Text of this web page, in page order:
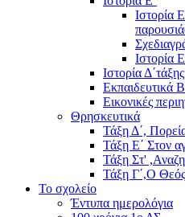
Ιστορία
Ιστορία
Ιστορία Δ΄τάξης
Εκπαιδευτικά
Εικονικές
Θρησκευτικά
Τάξη Δ΄,
Τάξη Ε΄ Στον
Τάξη Στ'
Τάξη Γ΄,Ο
Το σχολείο
Έντυπα ημερολόγια